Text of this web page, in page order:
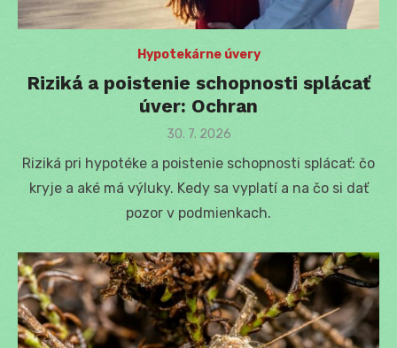
Hypotekárne úvery
Riziká a poistenie schopnosti splácať
úver: Ochran
Posted
30. 7. 2026
Riziká pri hypotéke a poistenie schopnosti splácať: čo
kryje a aké má výluky. Kedy sa vyplatí a na čo si dať
pozor v podmienkach.